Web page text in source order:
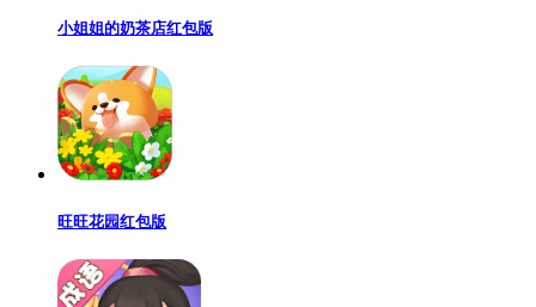
小姐姐的奶茶店红包版
旺旺花园红包版